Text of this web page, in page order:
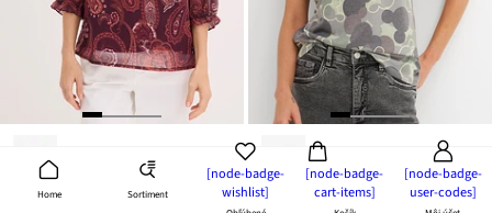
Home Sortiment
[node-badge-
wishlist]
[node-badge-
cart-items]
[node-badge-
user-codes]